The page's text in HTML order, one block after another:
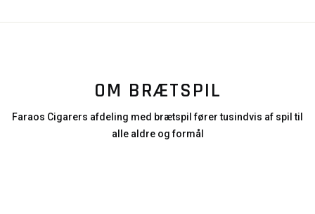
OM BRÆTSPIL
Faraos Cigarers afdeling med brætspil fører tusindvis af spil til
alle aldre og formål